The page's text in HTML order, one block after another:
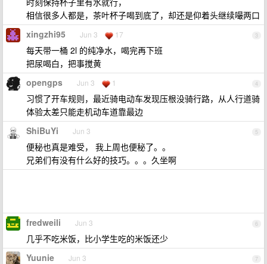
相信很多人都是，茶叶杯子喝到底了，却还是仰着头继续嘬两口
3
xingzhi95 Jun 3 17
每天带一桶 2l 的纯净水，喝完再下班
把尿喝白，把事搅黄
4
opengps Jun 3 1
习惯了开车规则，最近骑电动车发现压根没骑行路，从人行道骑
体验太差只能走机动车道靠最边
5
ShiBuYi Jun 3
便秘也真是难受， 我上周也便秘了。。
兄弟们有没有什么好的技巧。。。久坐啊
6
fredweili Jun 3
几乎不吃米饭，比小学生吃的米饭还少
7
Yuunie Jun 3